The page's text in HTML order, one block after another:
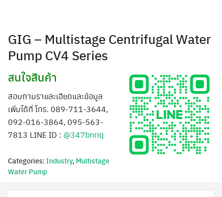
GIG – Multistage Centrifugal Water
Pump CV4 Series
สนใจสินค้า
สอบถามรายละเอียดและข้อมูล
เพิ่มได้ที่ โทร. 089-711-3644,
092-016-3864, 095-563-
7813 LINE ID : @347bnriq
Categories: Industry, Multistage
Water Pump